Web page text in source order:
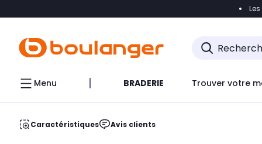
Accéder
Menu BRADERIE Trouver votre
Caractéristiques Avis clients